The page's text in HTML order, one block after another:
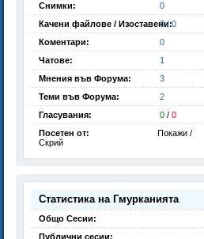
Снимки:
0
Качени файлове / Изоставени:
0 / 0
Коментари:
0
Чатове:
1
Мнения във Форума:
3
Теми във Форума:
2
Гласувания:
0 / 0
Посетен от:
Покажи /
Скрий
Статистика на Гмурканията
Общо Сесии:
Публични сесии: